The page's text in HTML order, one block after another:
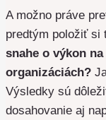
A možno práve
predtým položiť si
snahe o výkon
organizáciách?
Výsledky sú
dosahovanie aj